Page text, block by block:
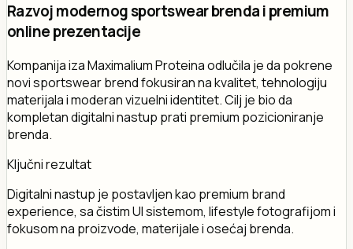
Razvoj modernog sportswear brenda i premium
online prezentacije
Kompanija iza Maximalium Proteina odlučila je da pokrene
novi sportswear brend fokusiran na kvalitet, tehnologiju
materijala i moderan vizuelni identitet. Cilj je bio da
kompletan digitalni nastup prati premium pozicioniranje
brenda.
Ključni rezultat
Digitalni nastup je postavljen kao premium brand
experience, sa čistim UI sistemom, lifestyle fotografijom i
fokusom na proizvode, materijale i osećaj brenda.